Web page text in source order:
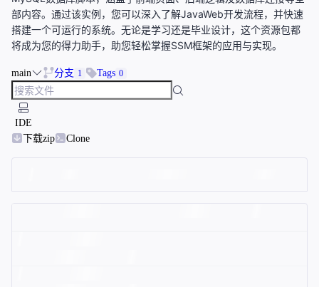
部内容。通过该实例，您可以深入了解JavaWeb开发流程，并快速
搭建一个可运行的系统。无论是学习还是毕业设计，这个资源包都
将成为您的得力助手，助您轻松掌握SSM框架的应用与实现。
main 分支 1 Tags 0
IDE
下载zip
Clone